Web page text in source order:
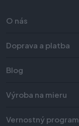
O nás
Doprava a platba
Blog
Výroba na mieru
Vernostný program